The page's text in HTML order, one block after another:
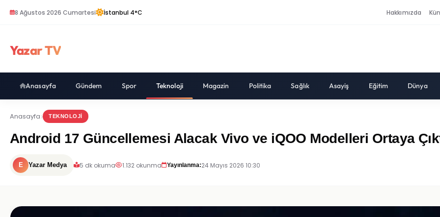
8 Ağustos 2026 Cumartesi İstanbul 4°C Hakkımızda
Yazar TV
Anasayfa Gündem Spor Teknoloji Magazin Politika Sağlık Asayiş Eğitim Dünya
Anasayfa TEKNOLOJI
Android 17 Güncellemesi Alacak Vivo ve iQOO Modelleri Ortaya
E Yazar Medya 5 dk okuma 1.132 okunma Yayınlanma:24 Mayıs 2026 10:30